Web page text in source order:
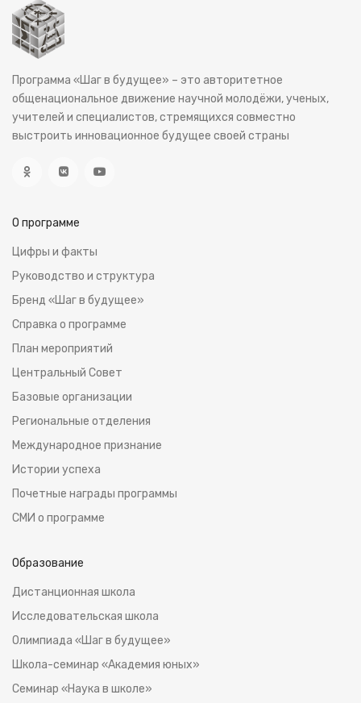
Программа «Шаг в будущее» – это авторитетное
общенациональное движение научной молодёжи, ученых,
учителей и специалистов, стремящихся совместно
выстроить инновационное будущее своей страны
О программе
Цифры и факты
Руководство и структура
Бренд «Шаг в будущее»
Справка о программе
План мероприятий
Центральный Совет
Базовые организации
Региональные отделения
Международное признание
Истoрии успеха
Почетные награды программы
СМИ о программе
Образование
Дистанционная школа
Исследовательская школа
Олимпиада «Шаг в будущее»
Школа-семинар «Академия юных»
Семинар «Наука в школе»